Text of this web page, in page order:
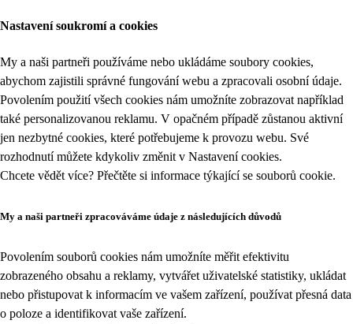
Nastavení soukromí a cookies
My a naši partneři používáme nebo ukládáme soubory cookies,
abychom zajistili správné fungování webu a zpracovali osobní údaje.
Povolením použití všech cookies nám umožníte zobrazovat například
také personalizovanou reklamu. V opačném případě zůstanou aktivní
jen nezbytné cookies, které potřebujeme k provozu webu. Své
rozhodnutí můžete kdykoliv změnit v Nastavení cookies.
Chcete vědět více? Přečtěte si informace týkající se souborů cookie.
My a naši partneři zpracováváme údaje z následujících důvodů
Povolením souborů cookies nám umožníte měřit efektivitu
zobrazeného obsahu a reklamy, vytvářet uživatelské statistiky, ukládat
nebo přistupovat k informacím ve vašem zařízení, používat přesná data
o poloze a identifikovat vaše zařízení.